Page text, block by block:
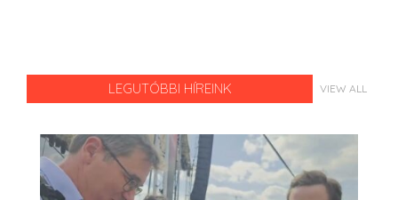
LEGUTÓBBI HÍREINK VIEW ALL